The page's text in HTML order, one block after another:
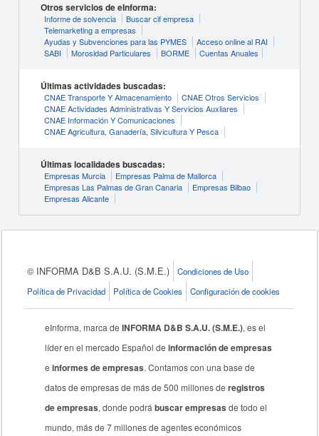
Otros servicios de eInforma:
Informe de solvencia
Buscar cif empresa
Telemarketing a empresas
Ayudas y Subvenciones para las PYMES
Acceso online al RAI
SABI
Morosidad Particulares BORME Cuentas Anuales
Últimas actividades buscadas:
CNAE Transporte Y Almacenamiento
CNAE Otros Servicios
CNAE Actividades Administrativas Y Servicios Auxliares
CNAE Información Y Comunicaciones
CNAE Agricultura, Ganadería, Silvicultura Y Pesca
Últimas localidades buscadas:
Empresas Murcia
Empresas Palma de Mallorca
Empresas Las Palmas de Gran Canaria
Empresas Bilbao
Empresas Alicante
© INFORMA D&B S.A.U. (S.M.E.)
Condiciones de Uso
Política de Privacidad
Política de Cookies Configuración de cookies
eInforma, marca deINFORMA D&B S.A.U. (S.M.E.), es el
líder en el mercado Español deinformación de empresas
einformes de empresas. Contamos con una base de
datos de empresas de más de 500 millones deregistros
de empresas, donde podrábuscar empresas de todo el
mundo, más de 7 millones de agentes económicos